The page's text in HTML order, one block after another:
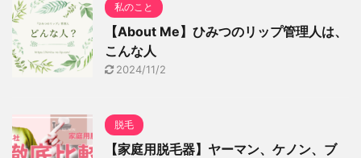
私のこと
【About Me】ひみつのリップ管理人は、
こんな人
2024/11/2
脱毛
【家庭用脱毛器】ヤーマン、ケノン、ブ